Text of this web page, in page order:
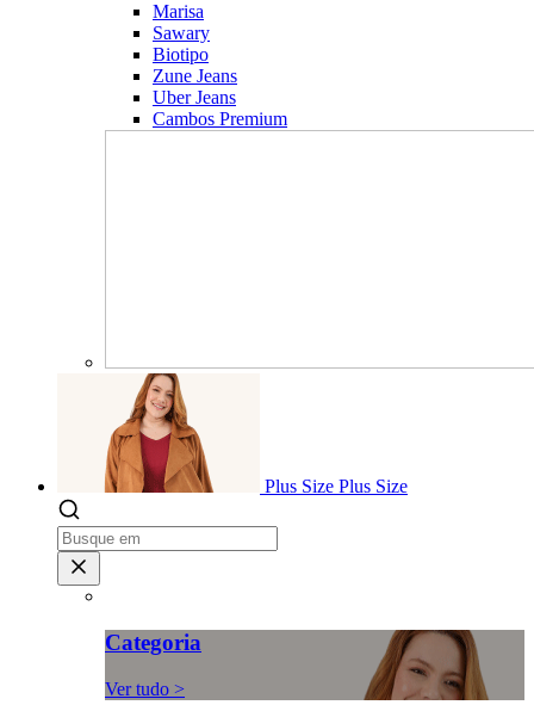
Marisa
Sawary
Biotipo
Zune Jeans
Uber Jeans
Cambos Premium
Plus Size Plus Size
Categoria
Ver tudo >